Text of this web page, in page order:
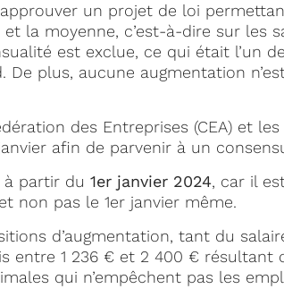
un projet de loi
la moyenne, c’est-à-dire sur les
est exclue, ce qui était l’un
plus, aucune augmentation
des Entreprises (CEA) et
afin de parvenir à un
partir du 1er janvier 2024, car il
non pas le 1er janvier même.
d’augmentation, tant du
1 236 € et 2 400 € résultant
qui n’empêchent pas les